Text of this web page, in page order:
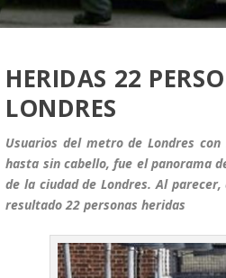
HERIDAS 22
LONDRES
Usuarios del metro de Londres
hasta sin cabello, fue el panorama
de la ciudad de Londres. Al
resultado 22 personas heridas